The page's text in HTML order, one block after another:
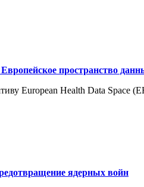
пространство
European Health Data Space
ядерных войн